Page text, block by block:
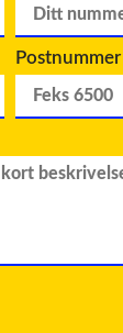
Postnummer